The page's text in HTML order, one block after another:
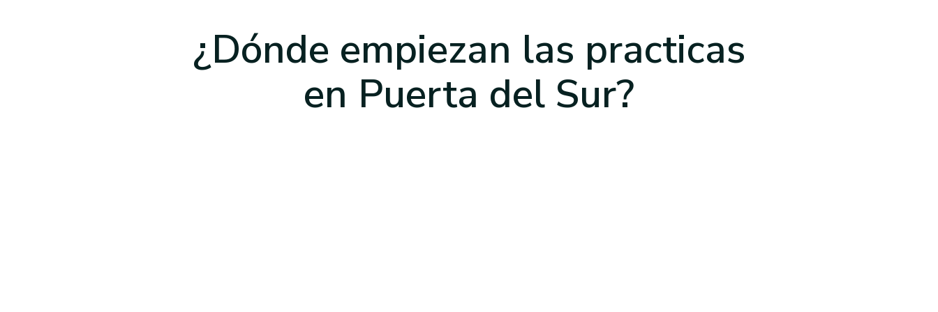
¿Dónde empiezan las practicas
en Puerta del Sur?